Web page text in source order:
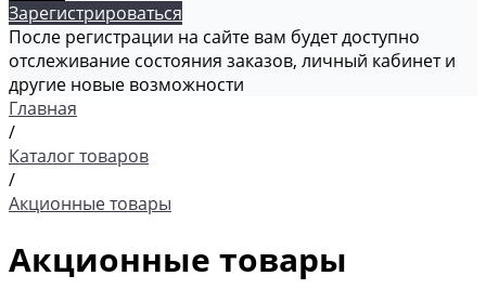
Зарегистрироваться
После регистрации на сайте вам будет доступно
отслеживание состояния заказов, личный кабинет и
другие новые возможности
Главная
/
Каталог товаров
/
Акционные товары
Акционные товары